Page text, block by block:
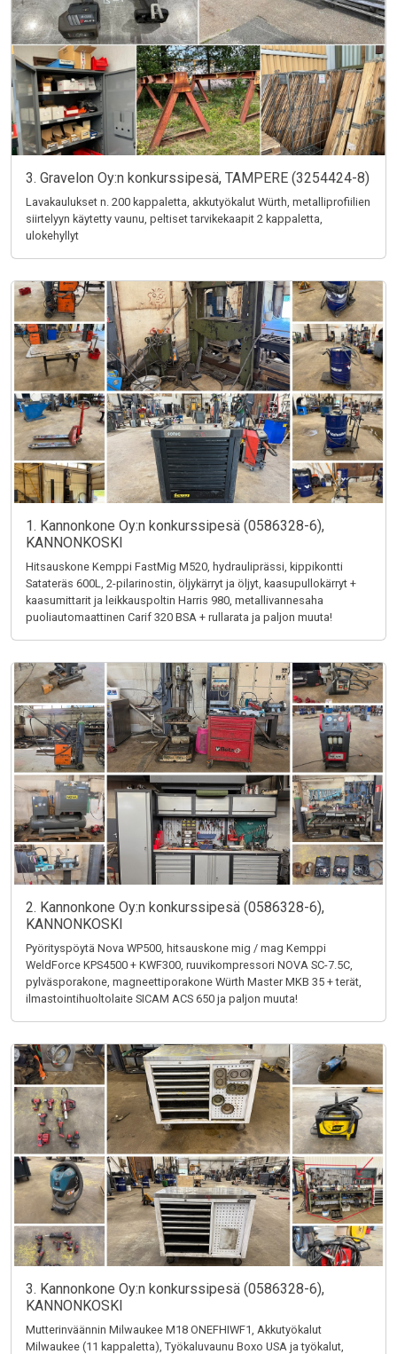
3. Gravelon Oy:n konkurssipesä, TAMPERE (3254424-8)
Lavakaulukset n. 200 kappaletta, akkutyökalut Würth, metalliprofiilien
siirtelyyn käytetty vaunu, peltiset tarvikekaapit 2 kappaletta,
ulokehyllyt
1. Kannonkone Oy:n konkurssipesä (0586328-6),
KANNONKOSKI
Hitsauskone Kemppi FastMig M520, hydrauliprässi, kippikontti
Satateräs 600L, 2-pilarinostin, öljykärryt ja öljyt, kaasupullokärryt +
kaasumittarit ja leikkauspoltin Harris 980, metallivannesaha
puoliautomaattinen Carif 320 BSA + rullarata ja paljon muuta!
2. Kannonkone Oy:n konkurssipesä (0586328-6),
KANNONKOSKI
Pyörityspöytä Nova WP500, hitsauskone mig / mag Kemppi
WeldForce KPS4500 + KWF300, ruuvikompressori NOVA SC-7.5C,
pylväsporakone, magneettiporakone Würth Master MKB 35 + terät,
ilmastointihuoltolaite SICAM ACS 650 ja paljon muuta!
3. Kannonkone Oy:n konkurssipesä (0586328-6),
KANNONKOSKI
Mutterinväännin Milwaukee M18 ONEFHIWF1, Akkutyökalut
Milwaukee (11 kappaletta), Työkaluvaunu Boxo USA ja työkalut,